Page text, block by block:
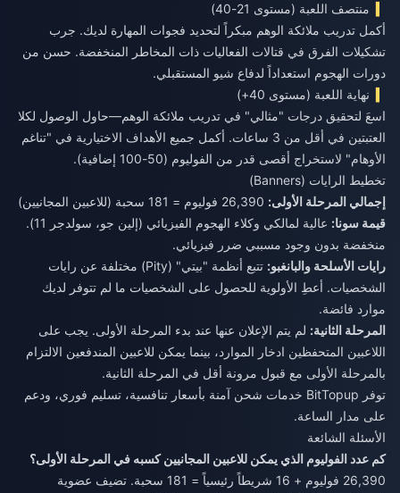
منتصف اللعبة (مستوى 21-40)
أكمل تدريب ملائكة الوهم مبكراً لتحديد فجوات المهارة لديك. جرب
تشكيلات الفرق في قتالات الفعاليات ذات المخاطر المنخفضة. حسن من
دورات الهجوم استعداداً لدفاع شيو المستقبلي.
نهاية اللعبة (مستوى 40+)
اسعَ لتحقيق درجات "مثالي" في تدريب ملائكة الوهم—حاول الوصول لكلا
العتبتين في أقل من 3 ساعات. أكمل جميع الأهداف الاختيارية في "تناغم
الأوهام" لاستخراج أقصى قدر من الفوليوم (50-100 إضافية).
تخطيط الرايات (Banners)
إجمالي المرحلة الأولى:
قيمة سونا:
عالية لمالكي وكلاء الهجوم الفيزيائي (إلين جو، سولدجر 11).
منخفضة بدون وجود مسببي ضرر فيزيائي.
رايات الأسلحة والبانغبو:
تتبع أنظمة "بيتي" (Pity) مختلفة عن رايات
الشخصيات. أعطِ الأولوية للحصول على الشخصيات ما لم تتوفر لديك
موارد فائضة.
المرحلة الثانية: لم يتم الإعلان عنها عند بدء المرحلة الأولى. يجب على
اللاعبين المتحفظين ادخار الموارد، بينما يمكن للاعبين المندفعين الالتزام
بالمرحلة الأولى مع قبول مرونة أقل في المرحلة الثانية.
توفر BitTopup خدمات شحن آمنة بأسعار تنافسية، تسليم فوري، ودعم
على مدار الساعة.
الأسئلة الشائعة
كم عدد الفوليوم الذي يمكن للاعبين المجانيين كسبه في المرحلة الأولى؟
26,390 فوليوم + 16 شريطاً رئيسياً = 181 سحبة. تضيف عضوية